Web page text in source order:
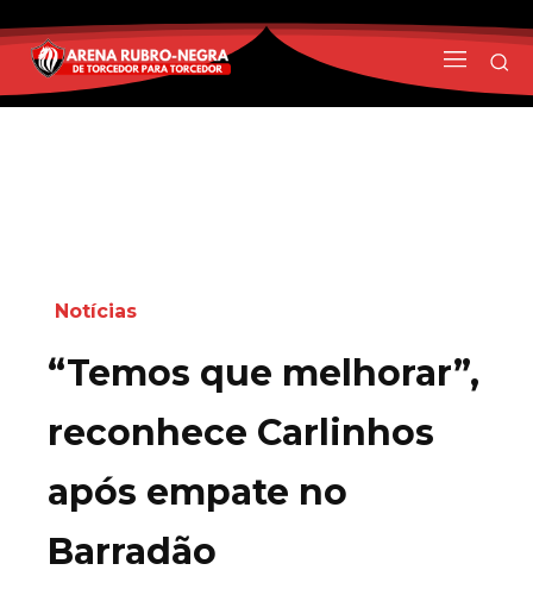
Notícias
“Temos que melhorar”,
reconhece Carlinhos
após empate no
Barradão